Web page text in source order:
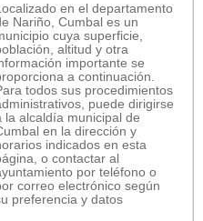
en el departamento
Nariño, Cumbal es un
cuya superficie,
altitud y otra
importante se
a continuación.
todos sus procedimientos
puede dirigirse
la alcaldía municipal de
en la dirección y
indicados en esta
o contactar al
por teléfono o
correo electrónico según
preferencia y datos